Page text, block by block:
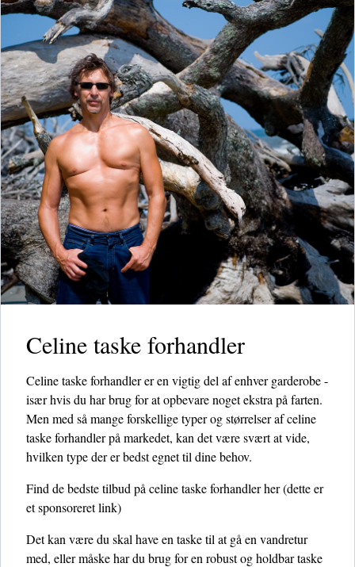
Celine taske forhandler
Celine taske forhandler er en vigtig del af enhver garderobe -
især hvis du har brug for at opbevare noget ekstra på farten.
Men med så mange forskellige typer og størrelser af celine
taske forhandler på markedet, kan det være svært at vide,
hvilken type der er bedst egnet til dine behov.
Find de bedste tilbud på celine taske forhandler her(dette er
et sponsoreret link)
Det kan være du skal have en taske til at gå en vandretur
med, eller måske har du brug for en robust og holdbar taske